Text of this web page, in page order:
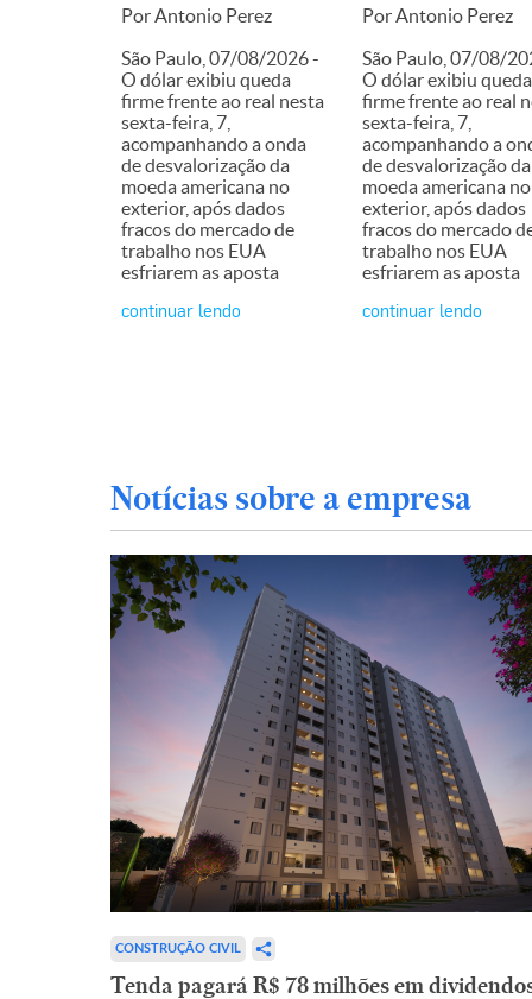
Por Antonio Perez
São Paulo, 07/08/2026 -
O dólar exibiu queda
firme frente ao real nesta
sexta-feira, 7,
acompanhando a onda
de desvalorização da
moeda americana no
exterior, após dados
fracos do mercado de
trabalho nos EUA
esfriarem as aposta
continuar lendo
Por Antonio Perez
São Paulo, 07/08/
O dólar exibiu queda
firme frente ao real
sexta-feira, 7,
acompanhando a
de desvalorização da
moeda americana no
exterior, após dados
fracos do mercado
trabalho nos EUA
esfriarem as aposta
continuar lendo
Notícias sobre a empresa
CONSTRUÇÃO CIVIL
Tenda pagará R$ 78 milhões em